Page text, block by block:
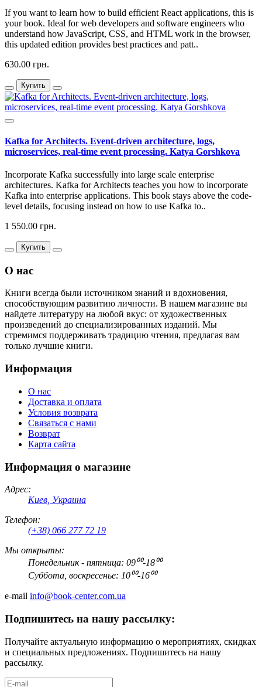
If you want to learn how to build efficient React applications, this is
your book. Ideal for web developers and software engineers who
understand how JavaScript, CSS, and HTML work in the browser,
this updated edition provides best practices and patt..
630.00 грн.
Купить
Kafka for Architects. Event-driven architecture, logs,
microservices, real-time event processing. Katya Gorshkova
Incorporate Kafka successfully into large scale enterprise
architectures. Kafka for Architects teaches you how to incorporate
Kafka into enterprise applications. This book stays above the code-
level details, focusing instead on how to use Kafka to..
1 550.00 грн.
Купить
О нас
Книги всегда были источником знаний и вдохновения,
способствующим развитию личности. В нашем магазине вы
найдете литературу на любой вкус: от художественных
произведений до специализированных изданий. Мы
стремимся поддерживать традицию чтения, предлагая вам
только лучшие книги.
Информация
О нас
Доставка и оплата
Условия возврата
Связаться с нами
Возврат
Карта сайта
Информация о магазине
Адрес:
Киев, Украина
Телефон:
(+38) 066 277 72 19
Мы открыты:
Понедельник - пятница: 09⁰⁰-18⁰⁰
Суббота, воскресенье: 10⁰⁰-16⁰⁰
e-mail info@book-center.com.ua
Подпишитесь на нашу рассылку:
Получайте актуальную информацию о мероприятиях, скидках
и специальных предложениях. Подпишитесь на нашу
рассылку.